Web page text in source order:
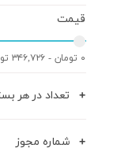
قیمت
۰ تومان - ۳۴۶,۷۲۶ تومان
تعداد در هر
شماره مجوز